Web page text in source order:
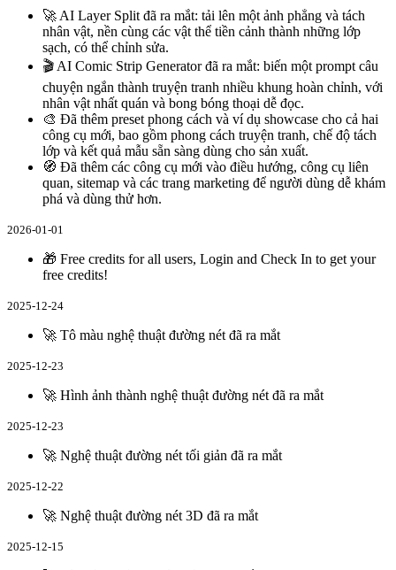
🚀 AI Layer Split đã ra mắt: tải lên một ảnh phẳng và tách
nhân vật, nền cùng các vật thể tiền cảnh thành những lớp
sạch, có thể chỉnh sửa.
🎬 AI Comic Strip Generator đã ra mắt: biến một prompt câu
chuyện ngắn thành truyện tranh nhiều khung hoàn chỉnh, với
nhân vật nhất quán và bong bóng thoại dễ đọc.
🎨 Đã thêm preset phong cách và ví dụ showcase cho cả hai
công cụ mới, bao gồm phong cách truyện tranh, chế độ tách
lớp và kết quả mẫu sẵn sàng dùng cho sản xuất.
🧭 Đã thêm các công cụ mới vào điều hướng, công cụ liên
quan, sitemap và các trang marketing để người dùng dễ khám
phá và dùng thử hơn.
2026-01-01
🎁 Free credits for all users, Login and Check In to get your
free credits!
2025-12-24
🚀 Tô màu nghệ thuật đường nét đã ra mắt
2025-12-23
🚀 Hình ảnh thành nghệ thuật đường nét đã ra mắt
2025-12-23
🚀 Nghệ thuật đường nét tối giản đã ra mắt
2025-12-22
🚀 Nghệ thuật đường nét 3D đã ra mắt
2025-12-15